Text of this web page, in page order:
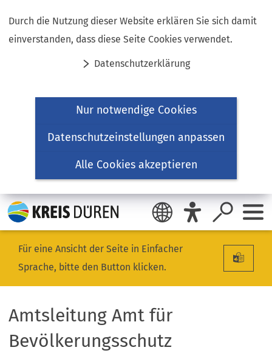
Durch die Nutzung dieser Website erklären Sie sich damit
einverstanden, dass diese Seite Cookies verwendet.
Datenschutzerklärung
Nur notwendige Cookies
Datenschutzeinstellungen anpassen
Alle Cookies akzeptieren
Inhalt anspringen
Für eine Ansicht der Seite in Einfacher
Sprache, bitte den Button klicken.
Amtsleitung Amt für
Bevölkerungsschutz